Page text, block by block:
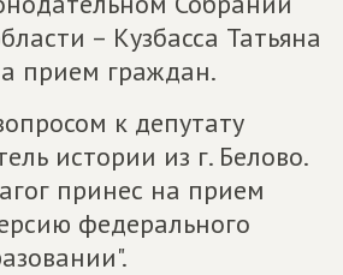
– Кузбасса Татьяна
прием граждан.
к депутату
истории из г. Белово.
принес на прием
федерального